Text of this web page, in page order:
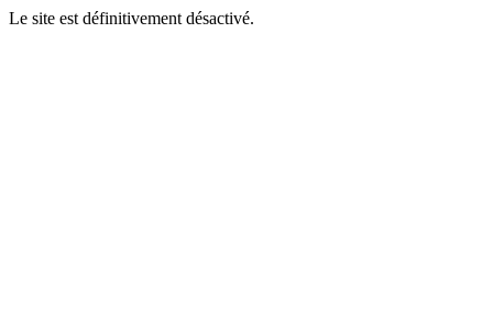
Le site est définitivement désactivé.